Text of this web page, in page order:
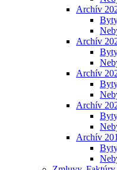
Archív
Archív
Archív
Archív
Archív